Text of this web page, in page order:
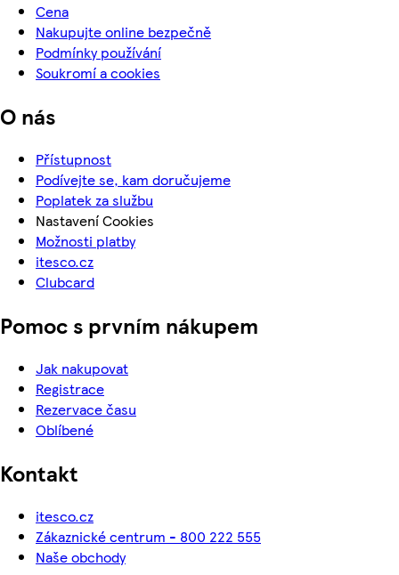
Cena
Nakupujte online bezpečně
Podmínky používání
Soukromí a cookies
O nás
Přístupnost
Podívejte se, kam doručujeme
Poplatek za službu
Nastavení Cookies
Možnosti platby
itesco.cz
Clubcard
Pomoc s prvním nákupem
Jak nakupovat
Registrace
Rezervace času
Oblíbené
Kontakt
itesco.cz
Zákaznické centrum - 800 222 555
Naše obchody